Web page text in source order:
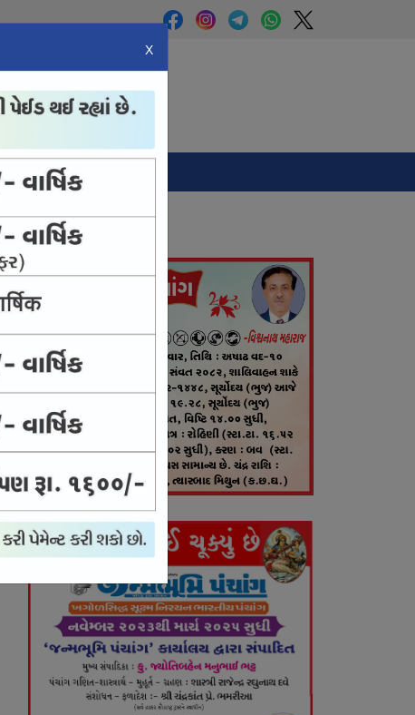
X
Panchang